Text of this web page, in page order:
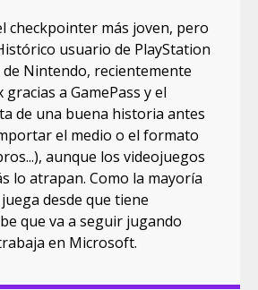
checkpointer más joven, pero
usuario de PlayStation
Nintendo, recientemente
a GamePass y el
de una buena historia antes
el medio o el formato
aunque los videojuegos
lo atrapan. Como la mayoría
desde que tiene
que va a seguir jugando
en Microsoft.